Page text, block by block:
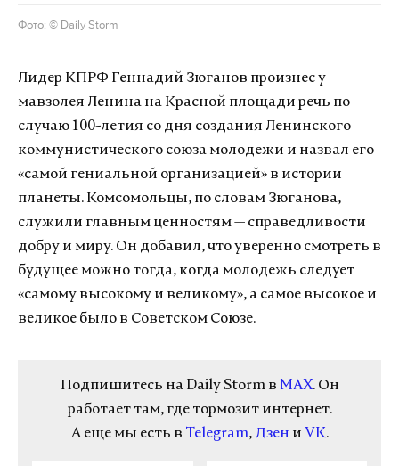
Фото: © Daily Storm
Лидер КПРФ Геннадий Зюганов произнес у
мавзолея Ленина на Красной площади речь по
случаю 100-летия со дня создания Ленинского
коммунистического союза молодежи и назвал его
«самой гениальной организацией» в истории
планеты. Комсомольцы, по словам Зюганова,
служили главным ценностям — справедливости
добру и миру. Он добавил, что уверенно смотреть в
будущее можно тогда, когда молодежь следует
«самому высокому и великому», а самое высокое и
великое было в Советском Союзе.
Подпишитесь на Daily Storm в MAX. Он
работает там, где тормозит интернет.
А еще мы есть в Telegram, Дзен и VK.